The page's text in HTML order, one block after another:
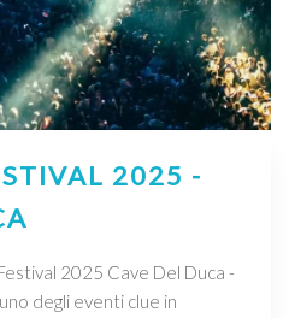
2025 -
2025 Cave Del Duca -
degli eventi clue in